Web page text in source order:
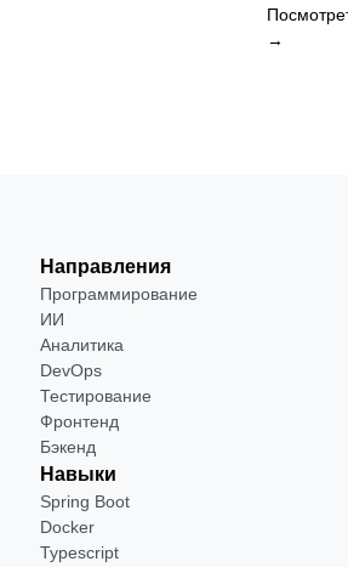
→
Направления
Программирование
ИИ
Аналитика
DevOps
Тестирование
Фронтенд
Бэкенд
Навыки
Spring Boot
Docker
Typescript